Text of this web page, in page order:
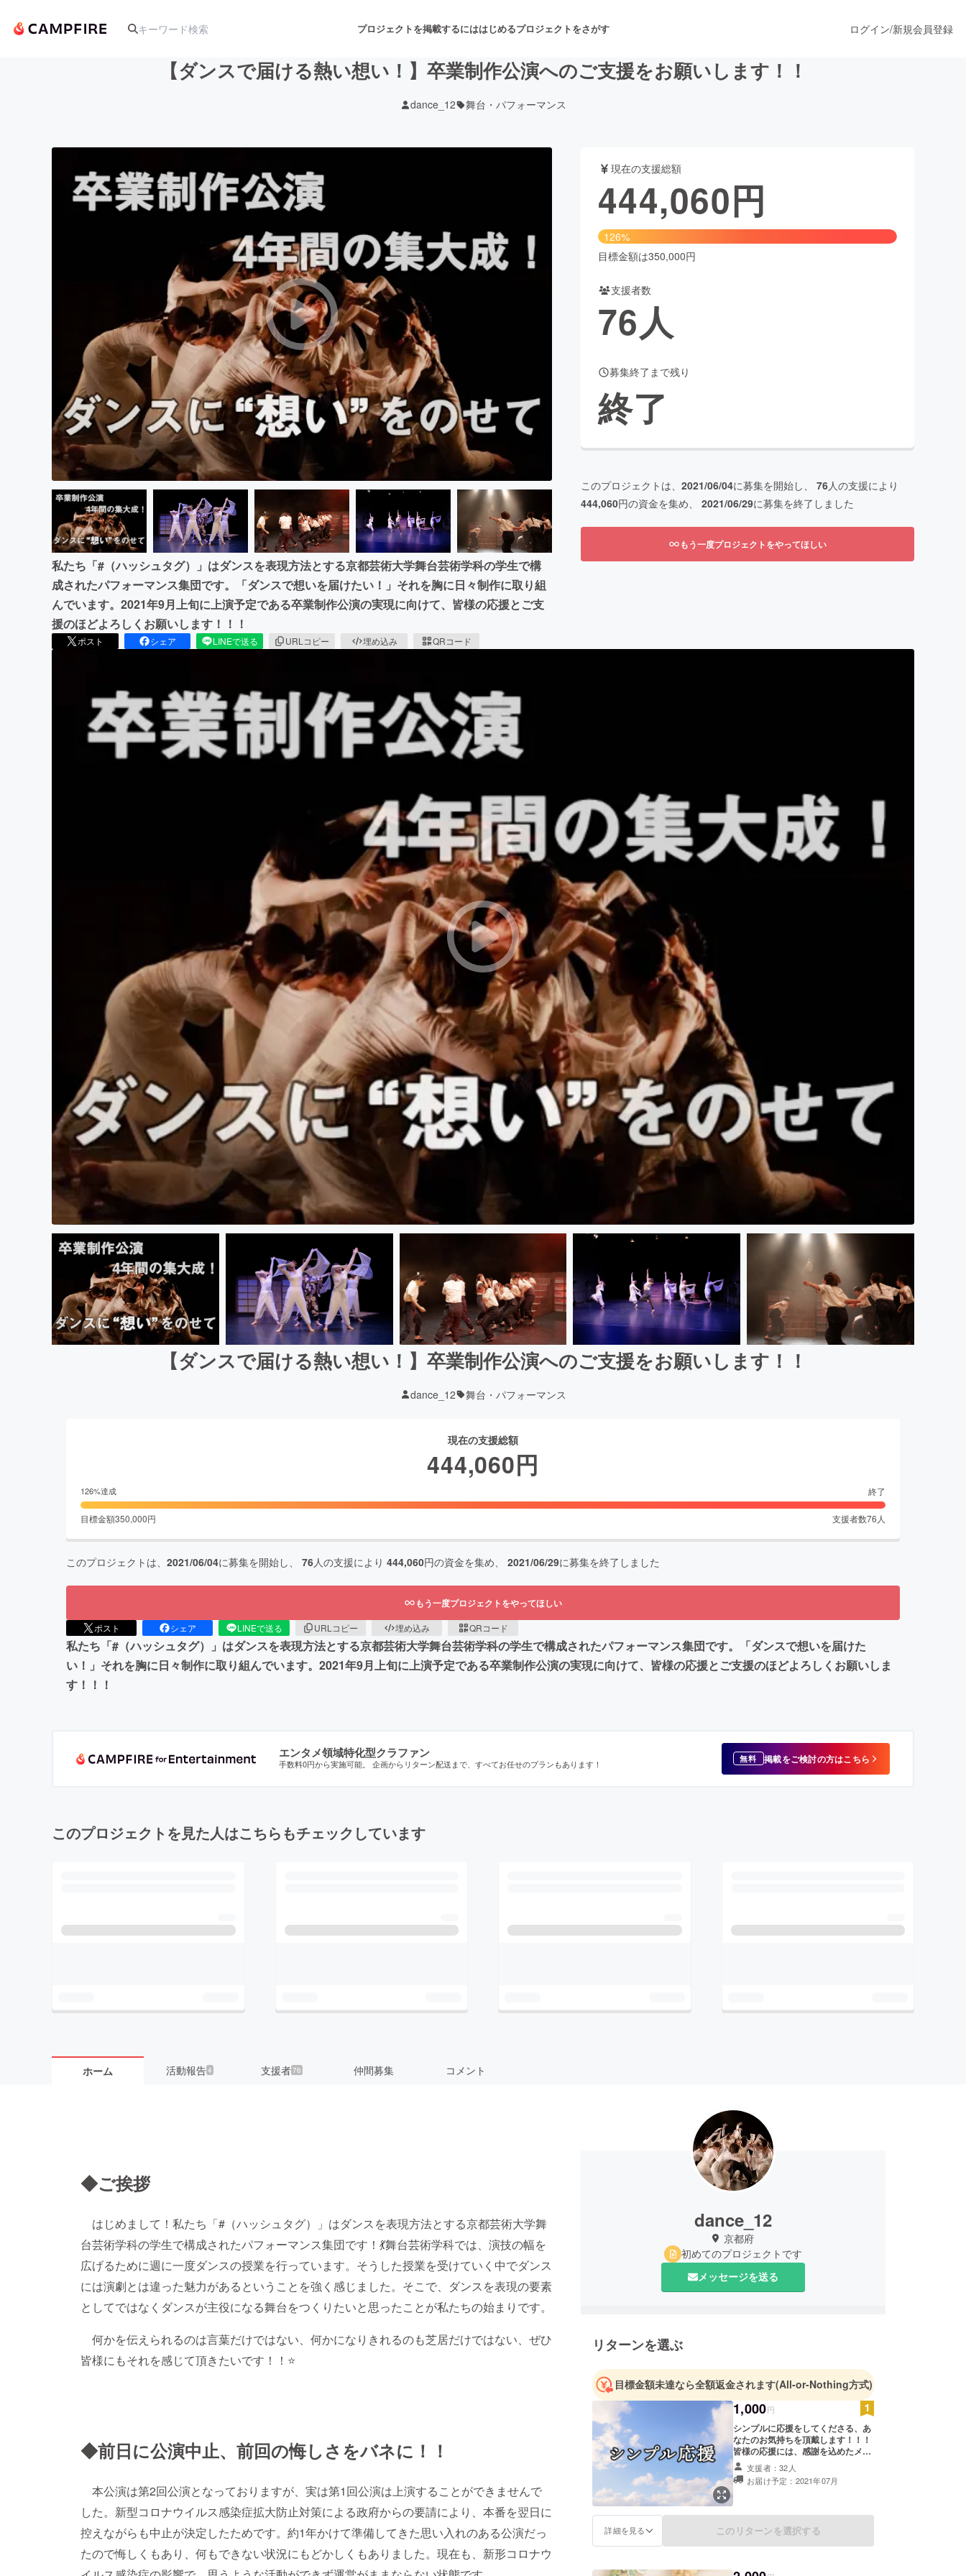
プロジェクトを掲載するにははじめるプロジェクトをさがす
アート・写真 舞台・パフォーマンス
テクノロジー・ガジェット ファッション
書籍・雑誌出版 アニメ・漫画
ビジネス・起業 チャレンジ ビューティー・ヘルスケア
まちづくり・地域活性化
CAMPFIRE for Social Good
CAMPFIREふるさと納税machi-yaコミュニティ
ログイン/新規会員登録
【ダンスで届ける熱い想い！】卒業制作公演へのご支援をお願いします！！
dance_12 舞台・パフォーマンス
私たち「#（ハッシュタグ）」はダンスを表現方法とする京都芸術大学舞台芸術学科の学生で構
成されたパフォーマンス集団です。「ダンスで想いを届けたい！」それを胸に日々制作に取り組
んでいます。2021年9月上旬に上演予定である卒業制作公演の実現に向けて、皆様の応援とご支
援のほどよろしくお願いします！！！
ポスト シェア LINEで送る URLコピー 埋め込み QRコード
現在の支援総額
444,060円
126%
目標金額は350,000円
支援者数
76人
募集終了まで残り
終了
このプロジェクトは、 2021/06/04に募集を開始し、 76人の支援により
444,060円の資金を集め、 2021/06/29に募集を終了しました
もう一度プロジェクトをやってほしい
【ダンスで届ける熱い想い！】卒業制作公演へのご支援をお願いします！！
dance_12 舞台・パフォーマンス
現在の支援総額
444,060円
126%達成 終了
目標金額350,000円 支援者数76 人
このプロジェクトは、 2021/06/04に募集を開始し、 76人の支援により 444,060円の資金を集め、 2021/06/29に募集を終了しました
もう一度プロジェクトをやってほしい
ポスト シェア LINEで送る URLコピー 埋め込み QRコード
私たち「#（ハッシュタグ）」はダンスを表現方法とする京都芸術大学舞台芸術学科の学生で構成されたパフォーマンス集団です。「ダンスで想いを届けた
い！」それを胸に日々制作に取り組んでいます。2021年9月上旬に上演予定である卒業制作公演の実現に向けて、皆様の応援とご支援のほどよろしくお願いしま
す！！！
エンタメ領域特化型クラファン
手数料0円から実施可能。 企画からリターン配送まで、すべてお任せのプランもあります！ 無料 掲載をご検討の方はこちら
このプロジェクトを見た人はこちらもチェックしています
ホーム 活動報告4 支援者76 仲間募集 コメント
◆ご挨拶
はじめまして！私たち「#（ハッシュタグ）」はダンスを表現方法とする京都芸術大学舞
台芸術学科の学生で構成されたパフォーマンス集団です！💃舞台芸術学科では、演技の幅を
広げるために週に一度ダンスの授業を行っています。そうした授業を受けていく中でダンス
には演劇とは違った魅力があるということを強く感じました。そこで、ダンスを表現の要素
としてではなくダンスが主役になる舞台をつくりたいと思ったことが私たちの始まりです。
何かを伝えられるのは言葉だけではない、何かになりきれるのも芝居だけではない、ぜひ
皆様にもそれを感じて頂きたいです！！⭐️
◆前日に公演中止、前回の悔しさをバネに！！
本公演は第2回公演となっておりますが、実は第1回公演は上演することができませんで
した。新型コロナウイルス感染症拡大防止対策による政府からの要請により、本番を翌日に
控えながらも中止が決定したためです。約1年かけて準備してきた思い入れのある公演だっ
たので悔しくもあり、何もできない状況にもどかしくもありました。現在も、新形コロナウ
dance_12
京都府
初めてのプロジェクトです
メッセージを送る
リターンを選ぶ
目標金額未達なら全額返金されます(All-or-Nothing方式)
1,000円
シンプルに応援をしてくださる、あ
なたのお気持ちを頂戴します！！！
皆様の応援には、感謝を込めたメー
ルと本番でのパフォーマンスでお応
えいたします！ リターンはいらない
けど、応援をしたい！という方の思
支援者：32人
お届け予定：2021年07月
詳細を見る このリターンを選択する